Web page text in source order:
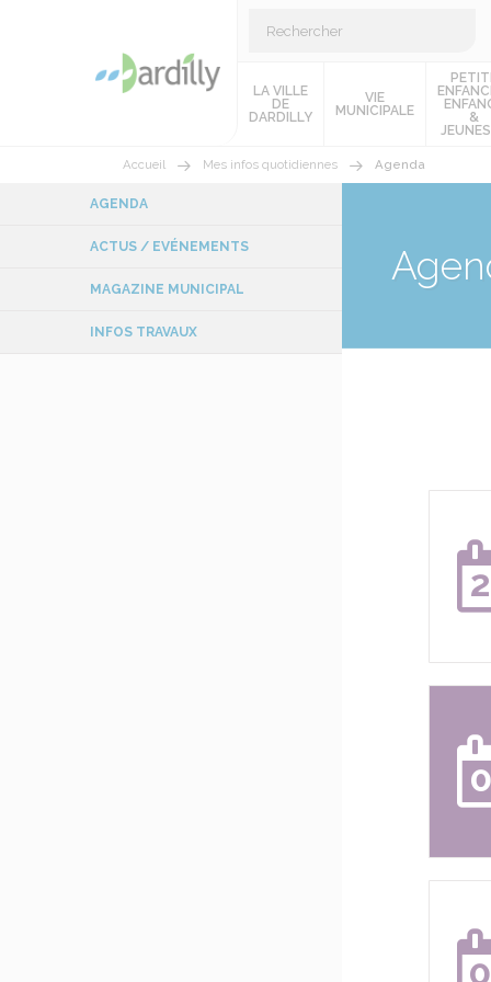
LA VILLE
DE
DARDILLY
VIE
MUNICIPALE
&
Accueil Mes infos quotidiennes Agenda
AGENDA
ACTUS / EVÉNEMENTS
MAGAZINE MUNICIPAL
INFOS TRAVAUX